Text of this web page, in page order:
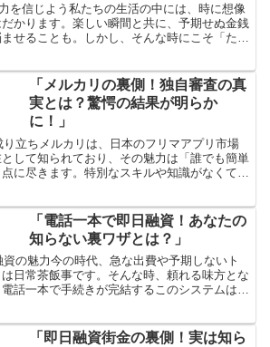
を信じよう私たちの生活の中には、時に想像
かります。楽しい瞬間と共に、予期せぬ金銭
せることも。しかし、そんな時にこそ「たっ
「メルカリの裏側！独自審査の真
実とは？驚愕の結果が明らか
に！」
立ちメルカリは、日本のフリマアプリ市場
して知られており、その魅力は「誰でも簡単
に尽きます。特別なスキルや知識がなくて
「電話一本で即日融資！あなたの
知らない裏ワザとは？」
の魅力今の時代、急な出費や予期しないト
日常茶飯事です。そんな時、頼れる味方とな
話一本で手続きが完結するこのシステムは、
「即日融資街金の裏側！実は知ら